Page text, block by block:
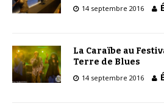
14 septembre 2016
La Caraïbe au
Terre de Blues
14 septembre 2016